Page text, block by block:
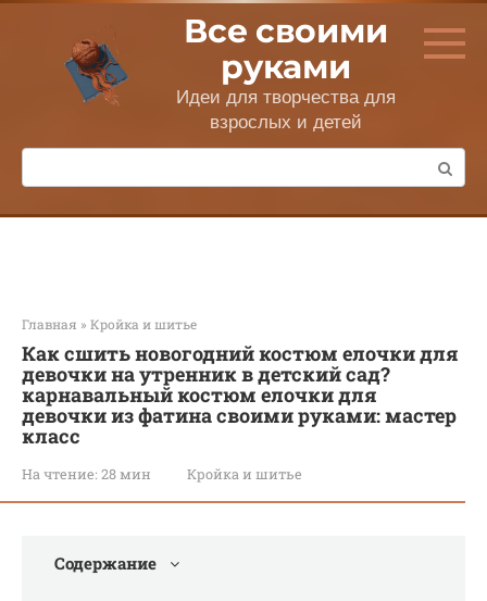
Перейти
контенту
Все своими
руками
Идеи для творчества для
взрослых и детей
Поиск:
Главная » Кройка и шитье
Как сшить новогодний костюм елочки для
девочки на утренник в детский сад?
карнавальный костюм елочки для
девочки из фатина своими руками: мастер
класс
На чтение: 28 мин Кройка и шитье
Содержание